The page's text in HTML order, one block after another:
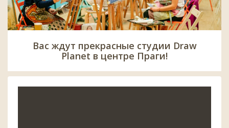
Вас ждут прекрасные студии Draw
Planet в центре Праги!